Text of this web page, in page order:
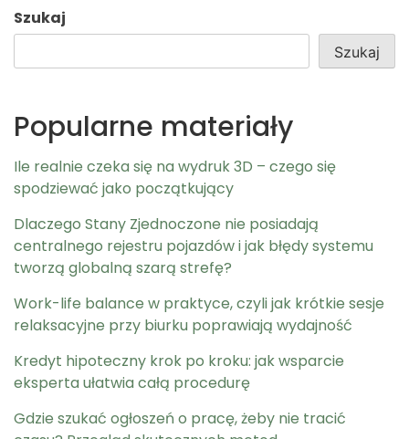
Szukaj
Szukaj
Popularne materiały
Ile realnie czeka się na wydruk 3D – czego się
spodziewać jako początkujący
Dlaczego Stany Zjednoczone nie posiadają
centralnego rejestru pojazdów i jak błędy systemu
tworzą globalną szarą strefę?
Work-life balance w praktyce, czyli jak krótkie sesje
relaksacyjne przy biurku poprawiają wydajność
Kredyt hipoteczny krok po kroku: jak wsparcie
eksperta ułatwia całą procedurę
Gdzie szukać ogłoszeń o pracę, żeby nie tracić